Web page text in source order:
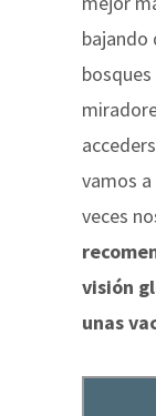
bajando
vamos
veces
visión
unas